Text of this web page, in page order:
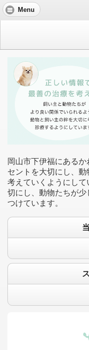
Menu
岡山市下伊福にある
セントを大切にし、
考えていくようにし
切にし、動物たちが
つけています。